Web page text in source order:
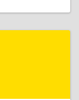
Азина ул,